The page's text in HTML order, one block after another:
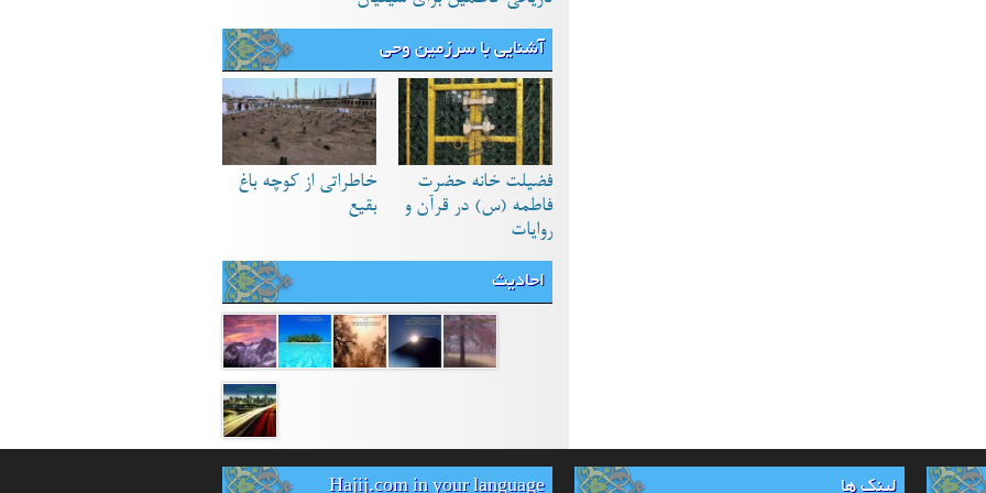
آشنایی با سرزمین وحی
فضیلت خانه حضرت
فاطمه (س) در قرآن و
روایات
خاطراتی از کوچه باغ
بقیع
احادیث
لینک ها Hajij.com in your language